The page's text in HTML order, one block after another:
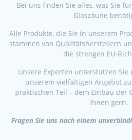
Bei uns finden Sie alles, was Sie
Glaszäune
Alle Produkte, die Sie in unserem
stammen von Qualitätsherstellern
die strengen EU-
Unsere Experten unterstützen Sie
unserem vielfältigen Angebot
praktischen Teil – dem Einbau der
Ihnen gern.
Fragen Sie uns nach einem